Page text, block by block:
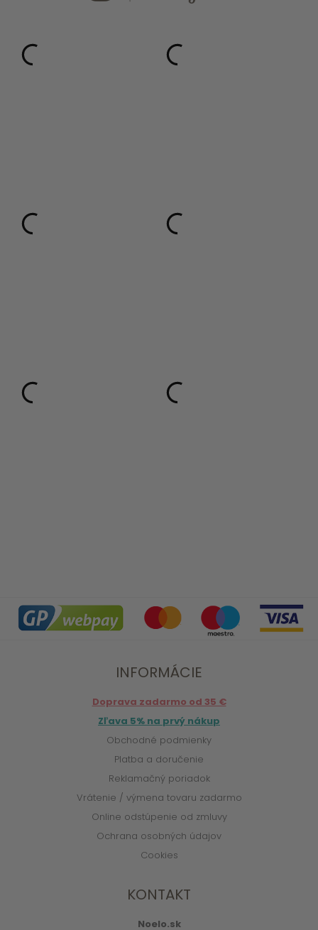
INFORMÁCIE
Doprava zadarmo od 35 €
Zľava 5% na prvý nákup
Obchodné podmienky
Platba a doručenie
Reklamačný poriadok
Vrátenie / výmena tovaru zadarmo
Online odstúpenie od zmluvy
Ochrana osobných údajov
Cookies
KONTAKT
Noelo.sk